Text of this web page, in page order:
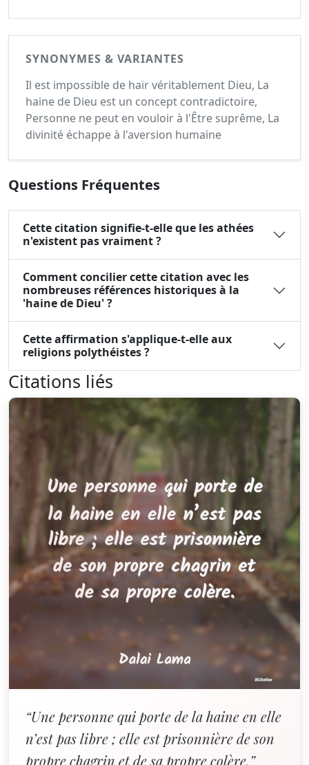
SYNONYMES & VARIANTES
Il est impossible de haïr véritablement Dieu, La
haine de Dieu est un concept contradictoire,
Personne ne peut en vouloir à l'Être suprême, La
divinité échappe à l'aversion humaine
Questions Fréquentes
Cette citation signifie-t-elle que les athées
n'existent pas vraiment ?
Comment concilier cette citation avec les
nombreuses références historiques à la
'haine de Dieu' ?
Cette affirmation s'applique-t-elle aux
religions polythéistes ?
Citations liés
“Une personne qui porte de la haine en elle
n’est pas libre ; elle est prisonnière de son
propre chagrin et de sa propre colère.”